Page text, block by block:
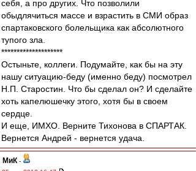
себя, а про других. Что позволили
обыдлячиться массе и взрастить в СМИ образ
спартаковского болельщика как абсолютного
тупого зла.
********************
Остыньте, коллеги. Подумайте, как бы на эту
нашу ситуацию-беду (именно беду) посмотрел
Н.П. Старостин. Что бы сделал он? И сделайте
хоть капелюшечку этого, хотя бы в своем
сердце.
И еще, ИМХО. Верните Тихонова в СПАРТАК.
Вернется Андрей - вернется удача.
МиК -